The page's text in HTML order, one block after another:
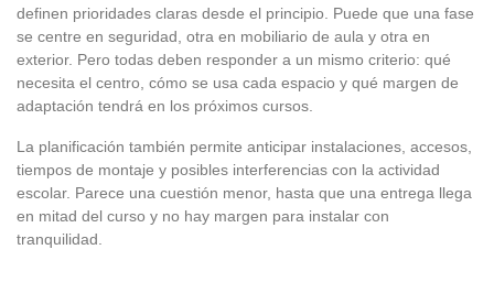
definen prioridades claras desde el principio. Puede que una fase
se centre en seguridad, otra en mobiliario de aula y otra en
exterior. Pero todas deben responder a un mismo criterio: qué
necesita el centro, cómo se usa cada espacio y qué margen de
adaptación tendrá en los próximos cursos.
La planificación también permite anticipar instalaciones, accesos,
tiempos de montaje y posibles interferencias con la actividad
escolar. Parece una cuestión menor, hasta que una entrega llega
en mitad del curso y no hay margen para instalar con
tranquilidad.